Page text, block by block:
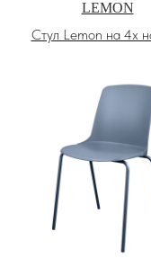
LEMON
Стул Lemon на 4х